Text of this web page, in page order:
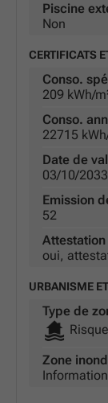
Piscine
Non
CERTIFICATS
Conso.
209 kWh/
Conso.
22715
Date de
03/10/2033
Emission
52
oui,
URBANISME
Type de
Zone